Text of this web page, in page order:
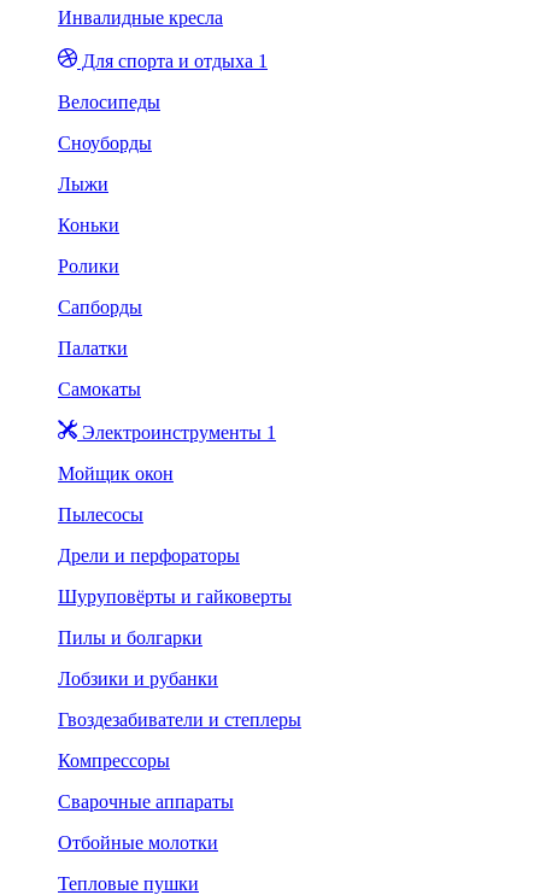
Инвалидные кресла
Для спорта и отдыха 1
Велосипеды
Сноуборды
Лыжи
Коньки
Ролики
Сапборды
Палатки
Самокаты
Электроинструменты 1
Мойщик окон
Пылесосы
Дрели и перфораторы
Шуруповёрты и гайковерты
Пилы и болгарки
Лобзики и рубанки
Гвоздезабиватели и степлеры
Компрессоры
Сварочные аппараты
Отбойные молотки
Тепловые пушки